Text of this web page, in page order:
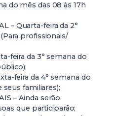
do mês das 08 às 17h
– Quarta-feira da 2°
profissionais/
feira da 3° semana do
feira da 4° semana do
seus familiares);
– Ainda serão
que participarão;